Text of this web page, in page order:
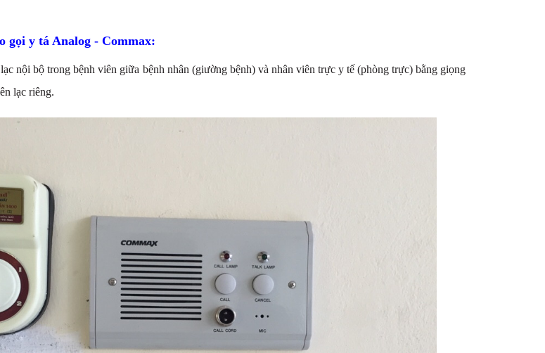
gọi y tá Analog - Commax:
nội bộ trong bệnh viên giữa bệnh nhân (giường bệnh) và nhân viên trực y tế (phòng trực) bằng giọng
lạc riêng.